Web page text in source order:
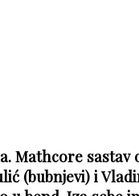
Mathcore
(bubnjevi) i